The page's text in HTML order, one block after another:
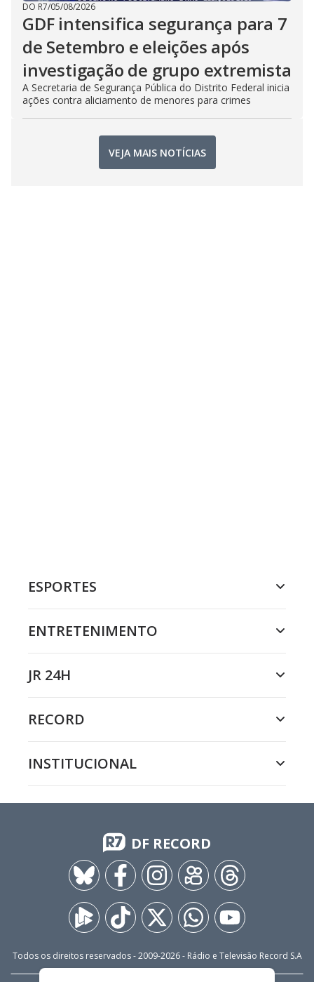
DO R7/05/08/2026
GDF intensifica segurança para 7
de Setembro e eleições após
investigação de grupo extremista
A Secretaria de Segurança Pública do Distrito Federal inicia
ações contra aliciamento de menores para crimes
VEJA MAIS NOTÍCIAS
ESPORTES
ENTRETENIMENTO
JR 24H
RECORD
INSTITUCIONAL
DF RECORD
Todos os direitos reservados - 2009-2026- Rádio e Televisão Record S.A